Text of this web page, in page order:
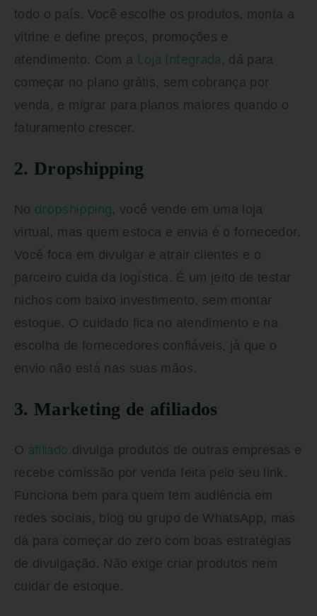
todo o país. Você escolhe os produtos, monta a
vitrine e define preços, promoções e
atendimento. Com a Loja Integrada , dá para
começar no plano grátis, sem cobrança por
venda, e migrar para planos maiores quando o
faturamento crescer.
2. Dropshipping
No dropshipping, você vende em uma loja
virtual, mas quem estoca e envia é o fornecedor.
Você foca em divulgar e atrair clientes e o
parceiro cuida da logística. É um jeito de testar
nichos com baixo investimento, sem montar
estoque. O cuidado fica no atendimento e na
escolha de fornecedores confiáveis, já que o
envio não está nas suas mãos.
3. Marketing de afiliados
O afiliado divulga produtos de outras empresas e
recebe comissão por venda feita pelo seu link.
Funciona bem para quem tem audiência em
redes sociais, blog ou grupo de WhatsApp, mas
dá para começar do zero com boas estratégias
de divulgação. Não exige criar produtos nem
cuidar de estoque.